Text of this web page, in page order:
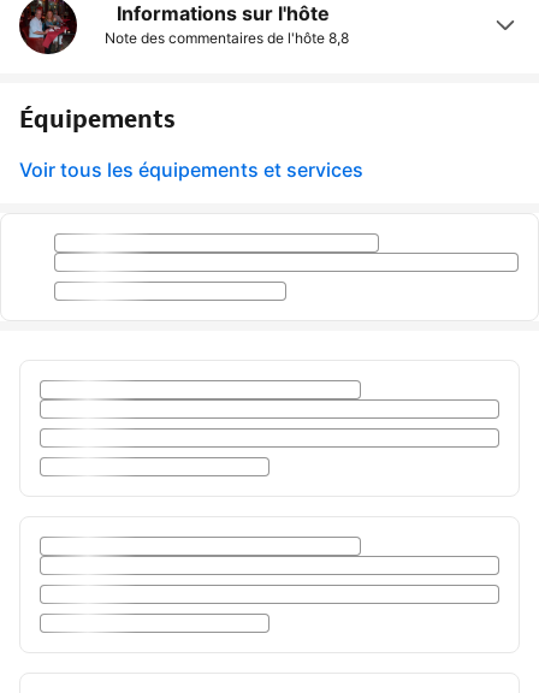
Informations sur l'hôte
Note des commentaires de l'hôte 8,8
Équipements
Voir tous les équipements et services